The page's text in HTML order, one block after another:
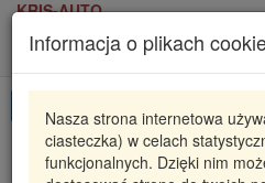
KRIS-AUTO
Informacja o plikach
Nasza strona internetowa
ciasteczka) w celach
funkcjonalnych. Dzięki nim
Karta produktu
CCS-ME-009 NTY